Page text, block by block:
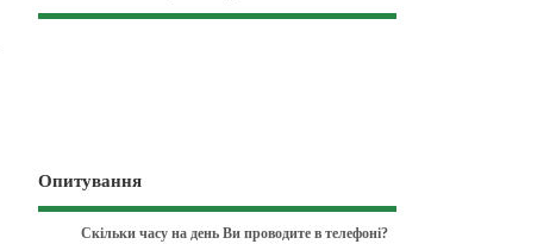
Опитування
Скільки часу на день Ви проводите в телефоні?